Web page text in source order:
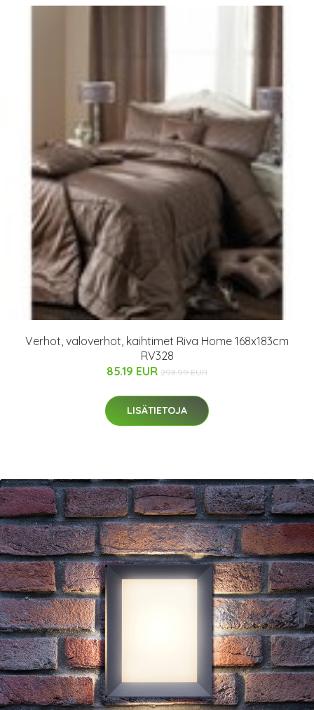
Verhot, valoverhot, kaihtimet Riva Home 168x183cm
RV328
85.19 EUR 298.99 EUR
LISÄTIETOJA